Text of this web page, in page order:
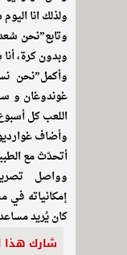
ولذلك انا
وتابع”نحن
وبدون كرة،
وأكمل”نحن
غوندوغان و
اللعب كل
وأضاف
أتحدّث مع
وواصل
إمكانياته في
كان يُريد
شارك هذا